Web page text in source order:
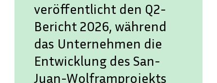
veröffentlicht den Q2-
Bericht 2026, während
das Unternehmen die
Entwicklung des San-
Juan-Wolframprojekts